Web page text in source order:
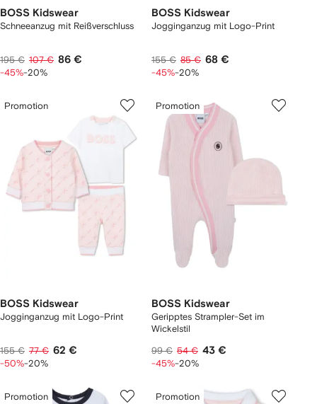
BOSS Kidswear
Schneeanzug mit Reißverschluss
195 € 107 € 86 €
-45%-20%
BOSS Kidswear
Jogginganzug mit Logo-Print
155 € 85 € 68 €
-45%-20%
Promotion
BOSS Kidswear
Jogginganzug mit Logo-Print
155 € 77 € 62 €
-50%-20%
Promotion
BOSS Kidswear
Geripptes Strampler-Set im
Wickelstil
99 € 54 € 43 €
-45%-20%
Promotion Promotion